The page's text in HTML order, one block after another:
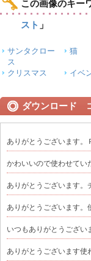
この画像のキー
スト 」
サンタクロー
ス
猫
クリスマス イベ
ダウンロード
ありがとうございます。
かわいいので使わせてい
ありがとうございます。
ありがとうございます。
いつもありがとうござい
ありがとうございます使